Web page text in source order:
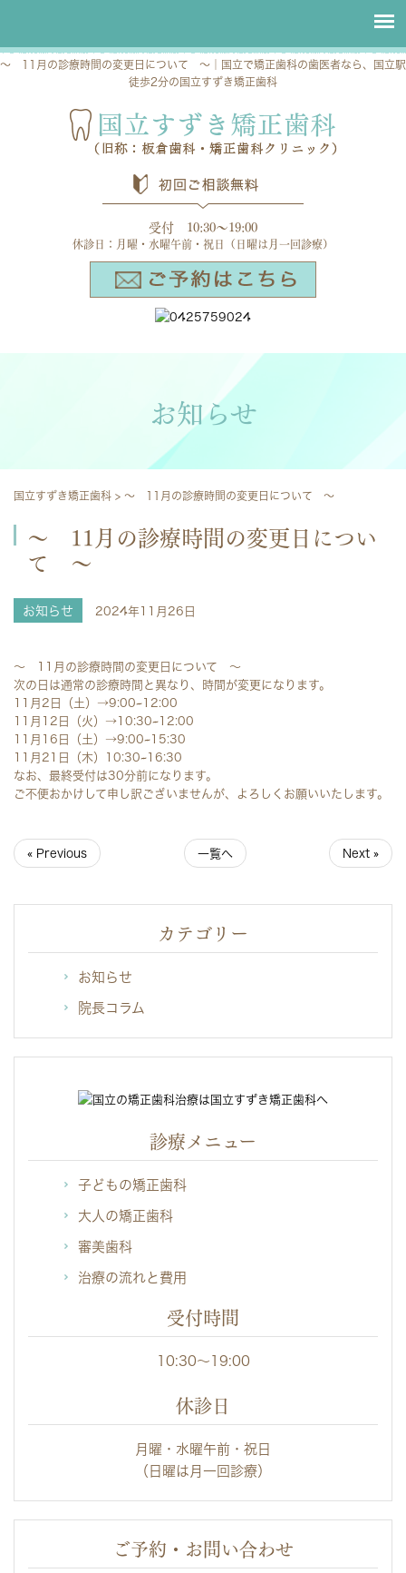
～ 11月の診療時間の変更日について ～｜国立で矯正歯科の歯医者なら、国立駅
徒歩2分の国立すずき矯正歯科
受付 10:30～19:00
休診日：月曜・水曜午前・祝日（日曜は月一回診療）
お知らせ
国立すずき矯正歯科 > ～ 11月の診療時間の変更日について ～
～ 11月の診療時間の変更日につい
て ～
お知らせ 2024年11月26日
～ 11月の診療時間の変更日について ～
次の日は通常の診療時間と異なり、時間が変更になります。
11月2日（土）→9:00~12:00
11月12日（火）→10:30~12:00
11月16日（土）→9:00~15:30
11月21日（木）10:30~16:30
なお、最終受付は30分前になります。
ご不便おかけして申し訳ございませんが、よろしくお願いいたします。
« Previous 一覧へ Next »
カテゴリー
お知らせ
院長コラム
診療メニュー
子どもの矯正歯科
大人の矯正歯科
審美歯科
治療の流れと費用
受付時間
10:30～19:00
休診日
月曜・水曜午前・祝日
（日曜は月一回診療）
ご予約・お問い合わせ